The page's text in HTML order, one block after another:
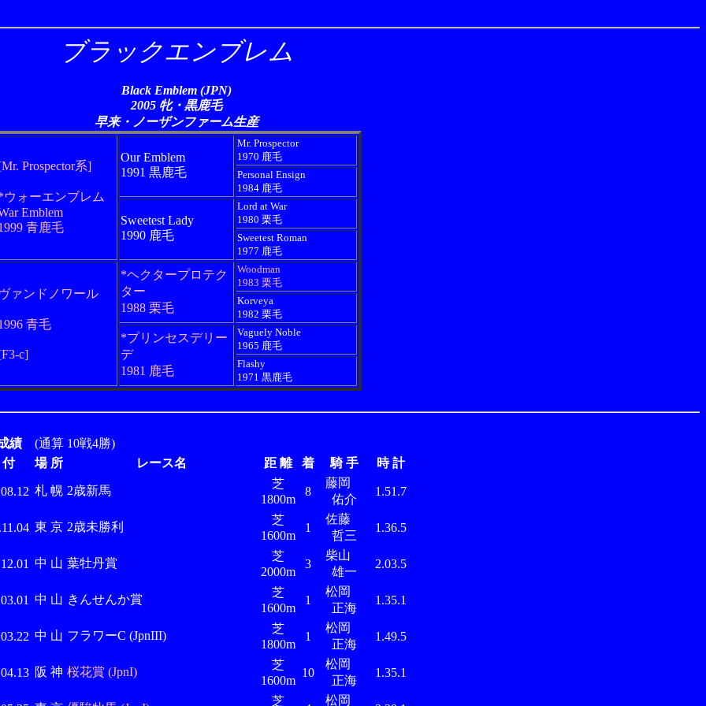
ブラックエンブレム
Black Emblem (JPN)
2005 牝・黒鹿毛
早来・ノーザンファーム生産
Prospector系]
ウォーエンブレム
Emblem
青鹿毛
Our Emblem
1991 黒鹿毛
Mr. Prospector
1970 鹿毛
Personal Ensign
1984 鹿毛
Sweetest Lady
1990 鹿毛
Lord at War
1980 栗毛
Sweetest Roman
1977 鹿毛
ァンドノワール
青毛
c]
*ヘクタープロテク
ター
1988 栗毛
Woodman
1983 栗毛
Korveya
1982 栗毛
*プリンセスデリー
デ
1981 鹿毛
Vaguely Noble
1965 鹿毛
Flashy
1971 黒鹿毛
績(通算 10戦4勝)
付
場 所 レース名 距 離 着 騎 手 時 計
札 幌 2歳新馬
芝
1800m
8
藤岡
佑介
1.51.7
東 京 2歳未勝利
芝
1600m
1
佐藤
哲三
1.36.5
中 山 葉牡丹賞
芝
2000m
3
柴山
雄一
2.03.5
中 山 きんせんか賞
芝
1600m
1
松岡
正海
1.35.1
中 山 フラワーC (JpnIII)
芝
1800m
1
松岡
正海
1.49.5
阪 神 桜花賞 (JpnI)
芝
1600m
10
松岡
正海
1.35.1
芝 松岡